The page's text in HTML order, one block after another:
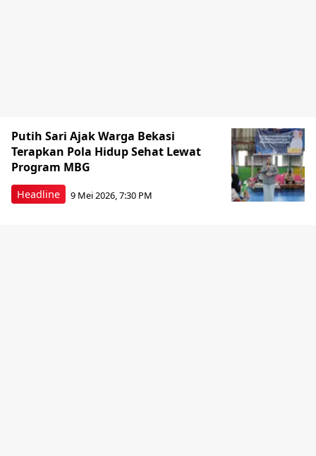
Headline
Putih Sari Ajak Warga Bekasi
Terapkan Pola Hidup Sehat Lewat
Program MBG
9 Mei 2026, 7:30 PM